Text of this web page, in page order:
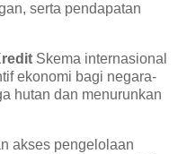
serta pendapatan
Skema internasional
ekonomi bagi negara-
hutan dan menurunkan
akses pengelolaan